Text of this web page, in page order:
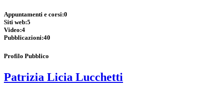
Appuntamenti e corsi:0
Siti web:5
Video:4
Pubblicazioni:40
Profilo Pubblico
Patrizia Licia Lucchetti